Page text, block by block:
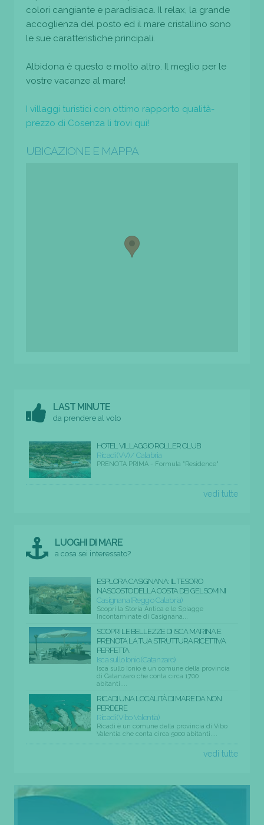
colori cangiante e paradisiaca. Il relax, la grande
accoglienza del posto ed il mare cristallino sono
le sue caratteristiche principali.
Albidona è questo e molto altro. Il meglio per le
vostre vacanze al mare!
I villaggi turistici con ottimo rapporto qualità-
prezzo di Cosenza li trovi qui!
UBICAZIONE E MAPPA
LAST MINUTE
da prendere al volo
HOTEL VILLAGGIO ROLLER CLUB
Ricadi (VV) / Calabria
PRENOTA PRIMA - Formula "Residence"
vedi tutte
LUOGHI DI MARE
a cosa sei interessato?
ESPLORA CASIGNANA: IL TESORO
NASCOSTO DELLA COSTA DEI GELSOMINI
Casignana (Reggio Calabria)
Scopri la Storia Antica e le Spiagge
Incontaminate di Casignana...
SCOPRI LE BELLEZZE DI ISCA MARINA E
PRENOTA LA TUA STRUTTURA RICETTIVA
PERFETTA
Isca sullo Ionio (Catanzaro)
Isca sullo Ionio è un comune della provincia
di Catanzaro che conta circa 1700
abitanti....
RICADI UNA LOCALITÀ DI MARE DA NON
PERDERE
Ricadi (Vibo Valentia)
Ricadi è un comune della provincia di Vibo
Valentia che conta circa 5000 abitanti....
vedi tutte